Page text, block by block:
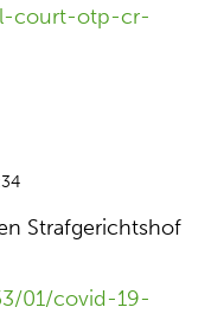
court-otp-cr-
Strafgerichtshof
01/covid-19-